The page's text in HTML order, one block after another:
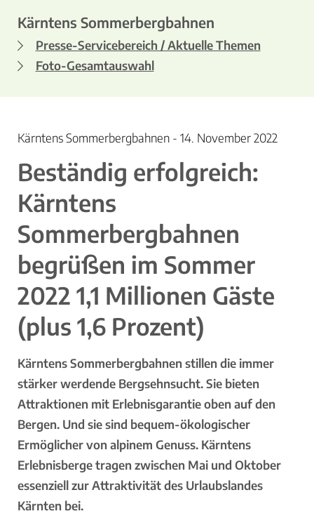
Kärntens Sommerbergbahnen
Presse-Servicebereich / Aktuelle Themen
Foto-Gesamtauswahl
Kärntens Sommerbergbahnen - 14. November 2022
Beständig erfolgreich:
Kärntens
Sommerbergbahnen
begrüßen im Sommer
2022 1,1 Millionen Gäste
(plus 1,6 Prozent)
Kärntens Sommerbergbahnen stillen die immer
stärker werdende Bergsehnsucht. Sie bieten
Attraktionen mit Erlebnisgarantie oben auf den
Bergen. Und sie sind bequem-ökologischer
Ermöglicher von alpinem Genuss. Kärntens
Erlebnisberge tragen zwischen Mai und Oktober
essenziell zur Attraktivität des Urlaubslandes
Kärnten bei.